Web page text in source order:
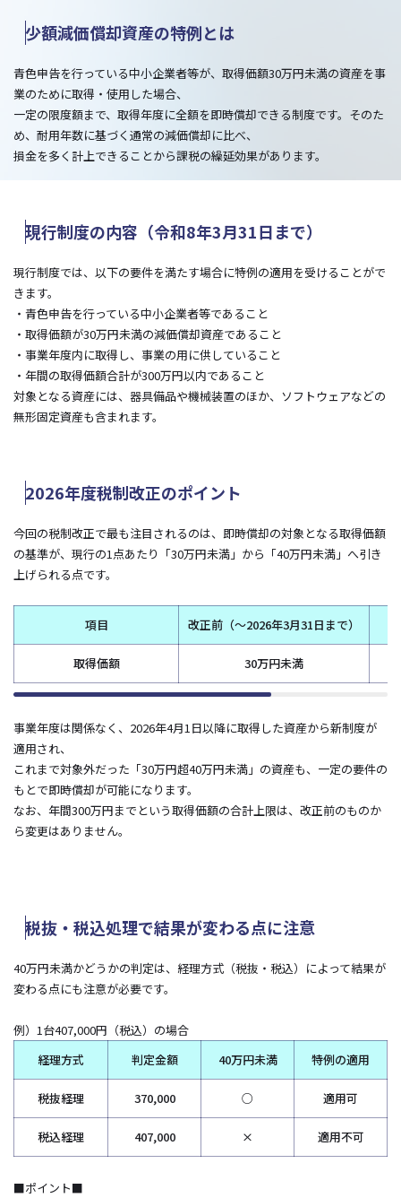
少額減価償却資産の特例とは
青色申告を行っている中小企業者等が、取得価額30万円未満の資産を事
業のために取得・使用した場合、
一定の限度額まで、取得年度に全額を即時償却できる制度です。そのた
め、耐用年数に基づく通常の減価償却に比べ、
損金を多く計上できることから課税の繰延効果があります。
現行制度の内容（令和8年3月31日まで）
現行制度では、以下の要件を満たす場合に特例の適用を受けることがで
きます。
・青色申告を行っている中小企業者等であること
・取得価額が30万円未満の減価償却資産であること
・事業年度内に取得し、事業の用に供していること
・年間の取得価額合計が300万円以内であること
対象となる資産には、器具備品や機械装置のほか、ソフトウェアなどの
無形固定資産も含まれます。
2026年度税制改正のポイント
今回の税制改正で最も注目されるのは、即時償却の対象となる取得価額
の基準が、現行の1点あたり「30万円未満」から「40万円未満」へ引き
上げられる点です。
項目 改正前（～2026年3月31日まで）
取得価額 30万円未満
事業年度は関係なく、2026年4月1日以降に取得した資産から新制度が
適用され、
これまで対象外だった「30万円超40万円未満」の資産も、一定の要件の
もとで即時償却が可能になります。
なお、年間300万円までという取得価額の合計上限は、改正前のものか
ら変更はありません。
税抜・税込処理で結果が変わる点に注意
40万円未満かどうかの判定は、経理方式（税抜・税込）によって結果が
変わる点にも注意が必要です。
例）1台407,000円（税込）の場合
経理方式
判定金額 40万円未満 特例の適用
税抜経理 370,000 ○ 適用可
税込経理 407,000 × 適用不可
■ポイント■